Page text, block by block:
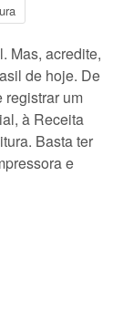
Mas, acredite,
de hoje. De
registrar um
à Receita
Basta ter
e